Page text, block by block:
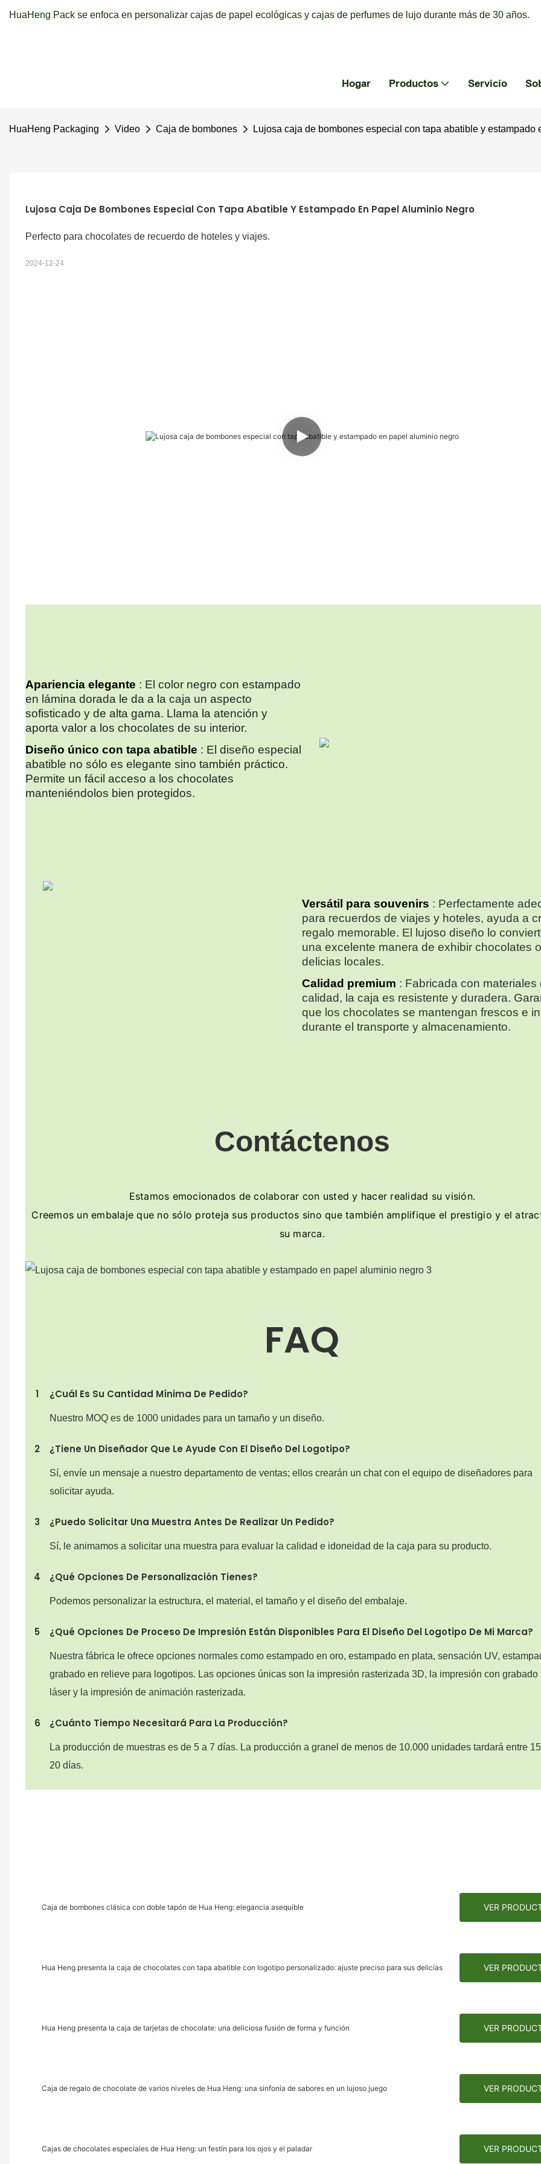
HuaHeng Pack se enfoca en personalizar cajas de papel ecológicas y cajas de perfumes de lujo durante más de 30 años.
Hogar Productos Servicio
HuaHeng Packaging Video Caja de bombones Lujosa caja de bombones especial con tapa abatible y estampado
Lujosa Caja De Bombones Especial Con Tapa Abatible Y Estampado En Papel Aluminio Negro
Perfecto para chocolates de recuerdo de hoteles y viajes.
2024-12-24
Apariencia elegante : El color negro con estampado
en lámina dorada le da a la caja un aspecto
sofisticado y de alta gama. Llama la atención y
aporta valor a los chocolates de su interior.
Diseño único con tapa abatible : El diseño especial
abatible no sólo es elegante sino también práctico.
Permite un fácil acceso a los chocolates
manteniéndolos bien protegidos.
Versátil para souvenirs : Perfectamente
para recuerdos de viajes y hoteles, ayuda a
regalo memorable. El lujoso diseño lo
una excelente manera de exhibir chocolates o
delicias locales.
Calidad premium : Fabricada con materiales
calidad, la caja es resistente y duradera.
que los chocolates se mantengan frescos e
durante el transporte y almacenamiento.
Contáctenos
Estamos emocionados de colaborar con usted y hacer realidad su visión.
Creemos un embalaje que no sólo proteja sus productos sino que también amplifique el prestigio y el
su marca.
FAQ
1 ¿Cuál Es Su Cantidad Mínima De Pedido?
Nuestro MOQ es de 1000 unidades para un tamaño y un diseño.
2 ¿Tiene Un Diseñador Que Le Ayude Con El Diseño Del Logotipo?
Sí, envíe un mensaje a nuestro departamento de ventas; ellos crearán un chat con el equipo de diseñadores para
solicitar ayuda.
3 ¿Puedo Solicitar Una Muestra Antes De Realizar Un Pedido?
Sí, le animamos a solicitar una muestra para evaluar la calidad e idoneidad de la caja para su producto.
4 ¿Qué Opciones De Personalización Tienes?
Podemos personalizar la estructura, el material, el tamaño y el diseño del embalaje.
5 ¿Qué Opciones De Proceso De Impresión Están Disponibles Para El Diseño Del Logotipo De Mi Marca?
Nuestra fábrica le ofrece opciones normales como estampado en oro, estampado en plata, sensación UV,
grabado en relieve para logotipos. Las opciones únicas son la impresión rasterizada 3D, la impresión con grabado
láser y la impresión de animación rasterizada.
6 ¿Cuánto Tiempo Necesitará Para La Producción?
La producción de muestras es de 5 a 7 días. La producción a granel de menos de 10.000 unidades tardará entre
20 días.
Caja de bombones clásica con doble tapón de Hua Heng: elegancia asequible VER
Hua Heng presenta la caja de chocolates con tapa abatible con logotipo personalizado: ajuste preciso para sus delicias VER
Hua Heng presenta la caja de tarjetas de chocolate: una deliciosa fusión de forma y función VER
Caja de regalo de chocolate de varios niveles de Hua Heng: una sinfonía de sabores en un lujoso juego VER
Cajas de chocolates especiales de Hua Heng: un festín para los ojos y el paladar VER